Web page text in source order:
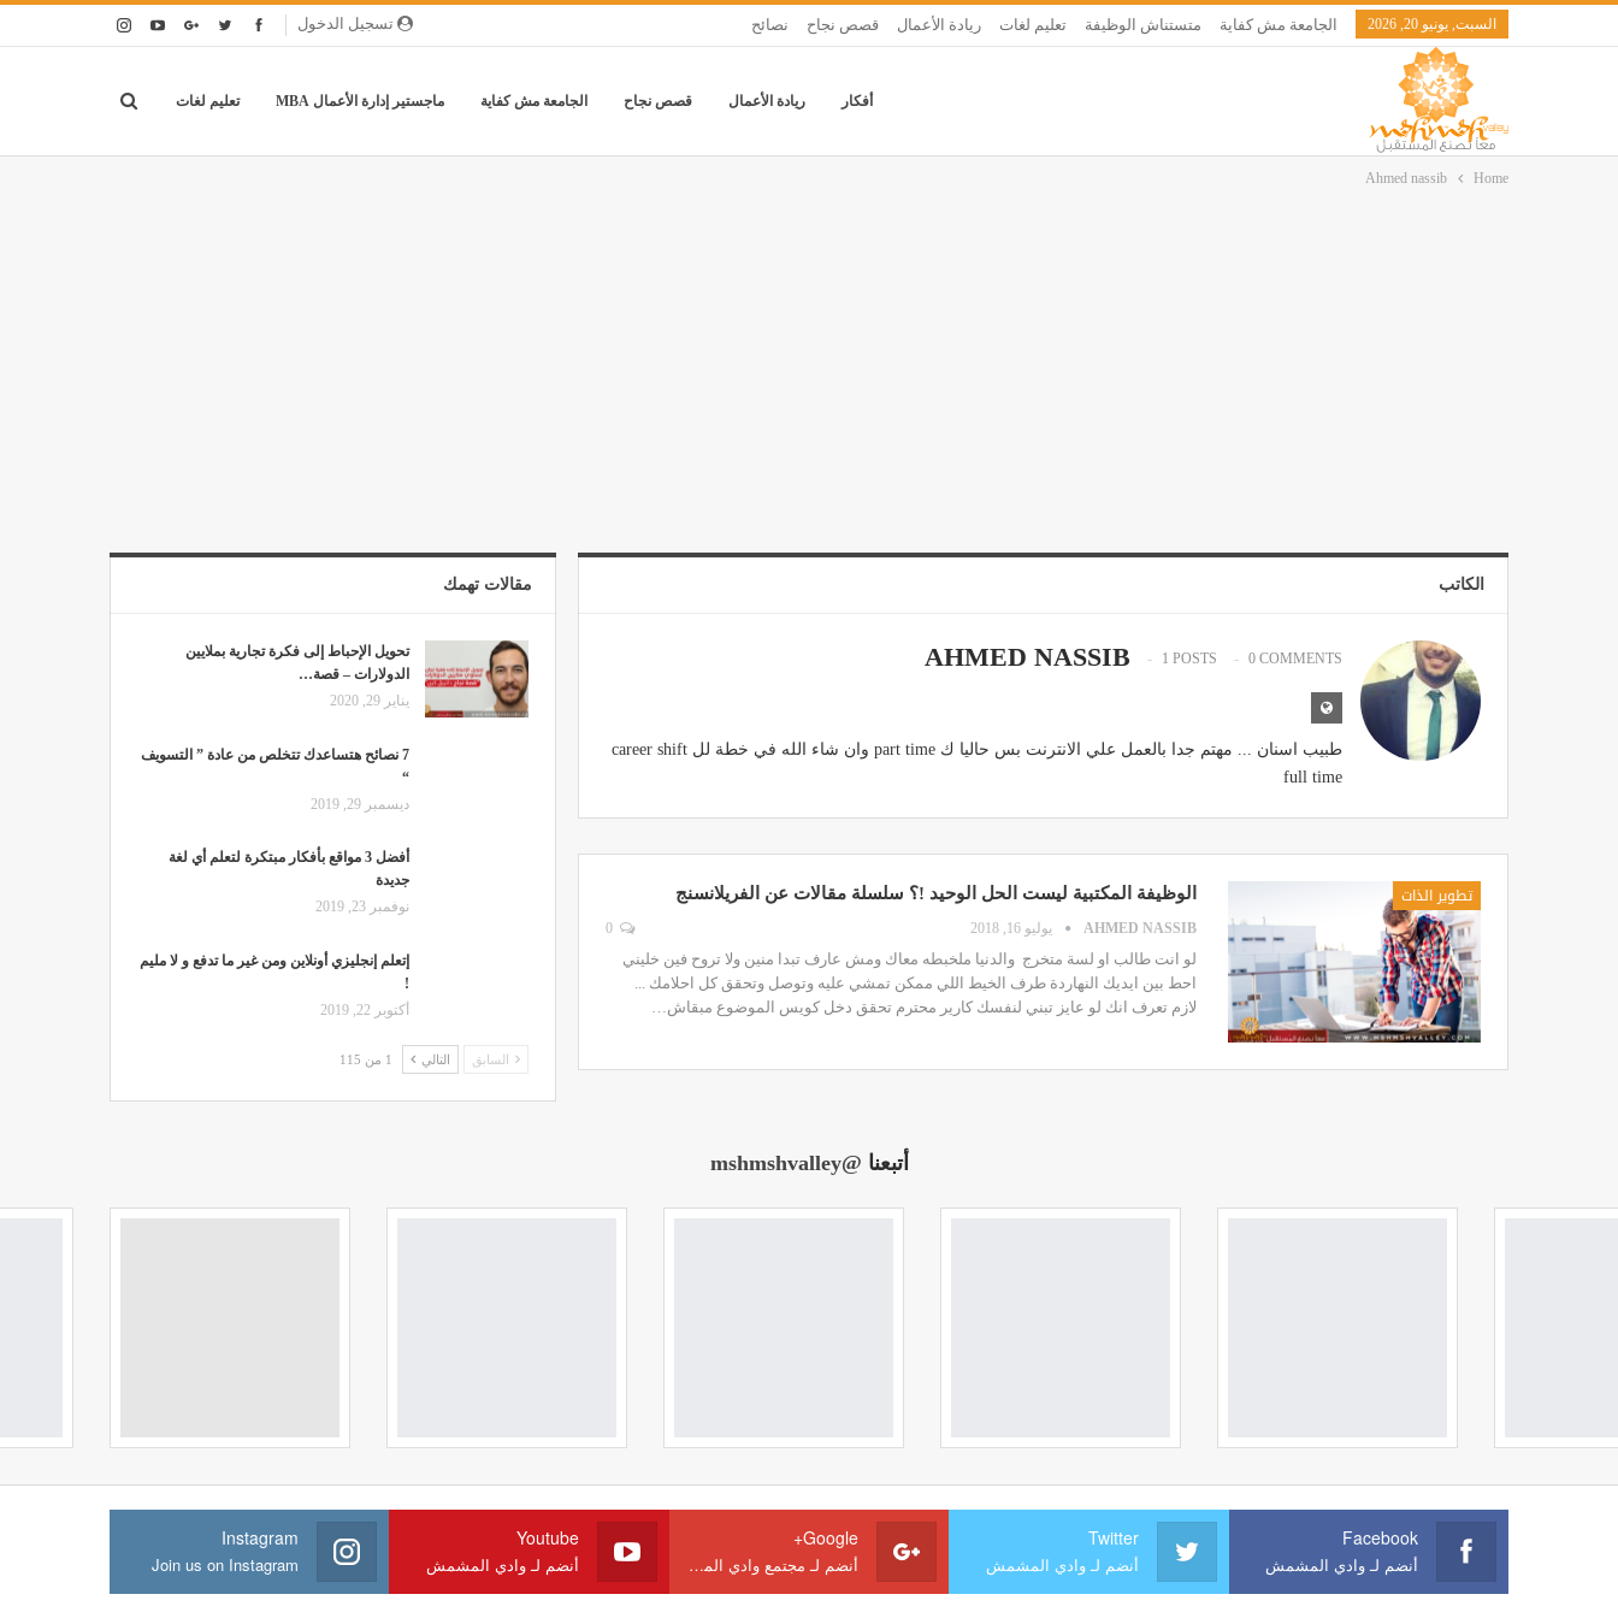
تسجيل الدخول السبت, يونيو 20, 2026 الجامعة مش كفاية متستناش الوظيفة تعليم لغات ريادة الأعمال قصص نجاح نصائح
أفكار ريادة الأعمال قصص نجاح الجامعة مش كفاية ماجستير إدارة الأعمال MBA تعليم لغات
Home
Ahmed nassib
الكاتب
AHMED NASSIB 1 POSTS 0 COMMENTS
طبيب اسنان ... مهتم جدا بالعمل علي الانترنت بس حاليا ك part time وان شاء الله في خطة لل career shift
full time
تطوير الذات الوظيفة المكتبية ليست الحل الوحيد !؟ سلسلة مقالات عن الفريلانسنج
AHMED NASSIB يوليو 16, 2018
لو انت طالب او لسة متخرج والدنيا ملخبطه معاك ومش عارف تبدا منين ولا تروح فين خليني
احط بين ايديك النهاردة طرف الخيط اللي ممكن تمشي عليه وتوصل وتحقق كل احلامك ...
لازم تعرف انك لو عايز تبني لنفسك كارير محترم تحقق دخل كويس الموضوع مبقاش…
مقالات تهمك
تحويل الإحباط إلى فكرة تجارية بملايين
الدولارات – قصة…
يناير 29, 2020
7 نصائح هتساعدك تتخلص من عادة ” التسويف
“
ديسمبر 29, 2019
أفضل 3 مواقع بأفكار مبتكرة لتعلم أي لغة
جديدة
نوفمبر 23, 2019
إتعلم إنجليزي أونلاين ومن غير ما تدفع و لا مليم
!
أكتوبر 22, 2019
السابق التالي 1 من 115
أتبعنا @mshmshvalley
Facebook
أنضم لـ وادي المشمش
Twitter
أنضم لـ وادي المشمش
Google+
أنضم لـ مجتمع وادي المشمش
Youtube
أنضم لـ وادي المشمش
Instagram
Join us on Instagram